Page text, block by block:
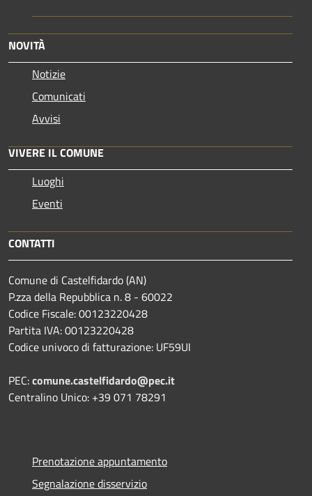
NOVITÀ
Notizie
Comunicati
Avvisi
VIVERE IL COMUNE
Luoghi
Eventi
CONTATTI
Comune di Castelfidardo (AN)
P.zza della Repubblica n. 8 - 60022
Codice Fiscale: 00123220428
Partita IVA: 00123220428
Codice univoco di fatturazione: UF59UI
PEC:comune.castelfidardo@pec.it
Centralino Unico: +39 071 78291
Prenotazione appuntamento
Segnalazione disservizio